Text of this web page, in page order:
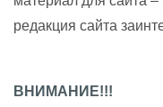
редакция сайта
ВНИМАНИЕ!!!